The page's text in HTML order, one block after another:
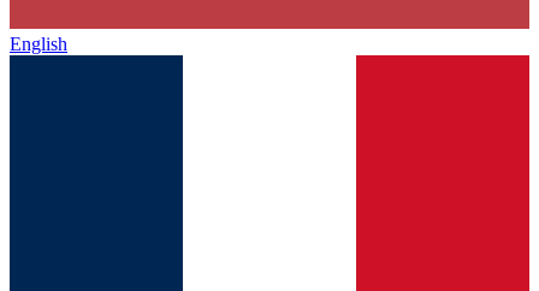
English